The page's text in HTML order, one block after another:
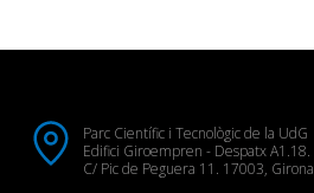
Parc Científic i Tecnològic de la UdG
Edifici Giroempren - Despatx A1.18.
C/ Pic de Peguera 11. 17003, Girona